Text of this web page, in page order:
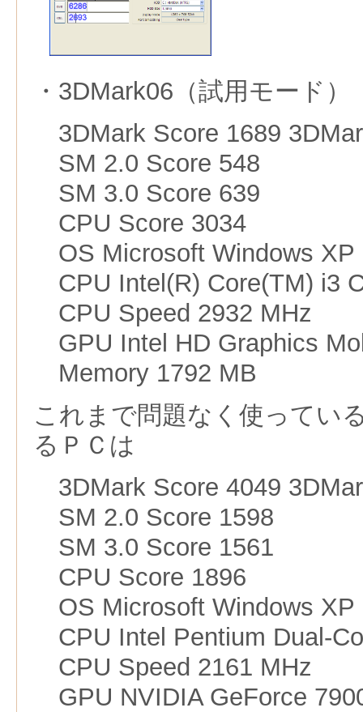
・3DMark06（試用モード）
3DMark Score 1689
SM 2.0 Score 548
SM 3.0 Score 639
CPU Score 3034
OS Microsoft Windows XP
CPU Intel(R) Core(TM) i3
CPU Speed 2932 MHz
GPU Intel HD Graphics
Memory 1792 MB
これまで問題なく使ってい
るＰＣは
3DMark Score 4049
SM 2.0 Score 1598
SM 3.0 Score 1561
CPU Score 1896
OS Microsoft Windows XP
CPU Intel Pentium Dual-
CPU Speed 2161 MHz
GPU NVIDIA GeForce